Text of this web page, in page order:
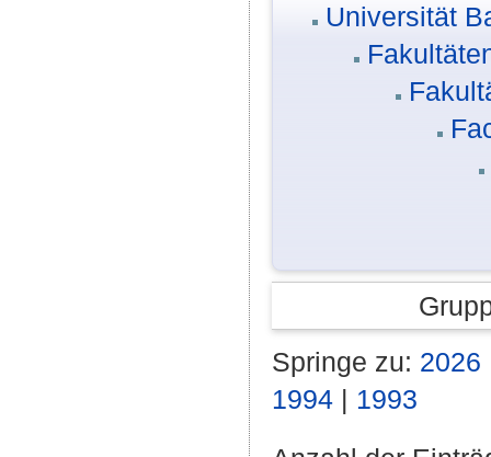
Universität
Springe zu: 2026
1994 | 1993